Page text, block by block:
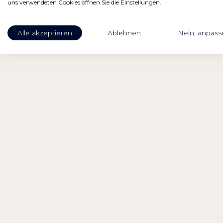
uns verwendeten Cookies öffnen Sie die Einstellungen.
Alle akzeptieren Ablehnen Nein,